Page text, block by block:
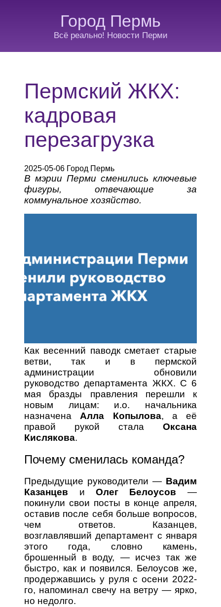
Город Пермь
Всё реально! Новости Перми
Пермский ЖКХ:
кадровая
перезагрузка
2025-05-06 Город Пермь
В мэрии Перми сменились ключевые
фигуры, отвечающие за
коммунальное хозяйство.
Как весенний паводк сметает старые
ветви, так и в пермской
администрации обновили
руководство департамента ЖКХ. С 6
мая бразды правления перешли к
новым лицам: и.о. начальника
назначенаАлла Копылова, а её
правой рукой стала Оксана
Кислякова.
Почему сменилась команда?
Предыдущие руководители — Вадим
Казанцев и Олег Белоусов —
покинули свои посты в конце апреля,
оставив после себя больше вопросов,
чем ответов. Казанцев,
возглавлявший департамент с января
этого года, словно камень,
брошенный в воду, — исчез так же
быстро, как и появился. Белоусов же,
продержавшись у руля с осени 2022-
го, напоминал свечу на ветру — ярко,
но недолго.